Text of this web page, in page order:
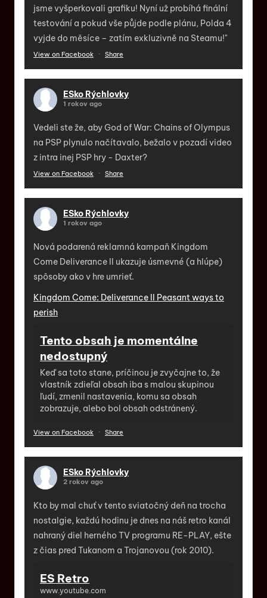
jsme vyšperkovali grafiku! Nyní už probíhá finální
testování a pokud vše půjde podle plánu, Polda 4
vyjde do měsíce – zatím exkluzivně na Steamu!"
View on Facebook · Share
ESko Rýchlovky
1 rokov ago
Vedeli ste že, aby God of War: Chains of Olympus
na PSP plynulo načítavalo, bežalo v pozadí video
z intra inej PSP hry - Daxter?
View on Facebook · Share
ESko Rýchlovky
1 rokov ago
Nová podarená reklamná kampaň Kingdom
Come Deliverance II ukazuje úsmevné (a hlúpe)
spôsoby ako v hre umrieť.
Kingdom Come: Deliverance II Peasant ways to
perish
Tento obsah je momentálne
nedostupný
Keď sa toto stane, príčinou je zvyčajne to, že
vlastník zdieľal obsah iba s malou skupinou
ľudí, zmenil nastavenia, komu sa obsah
zobrazuje, alebo bol obsah odstránený.
View on Facebook · Share
ESko Rýchlovky
2 rokov ago
Kto by mal chuť v tento sviatočný deň na trocha
nostalgie, každú hodinu je dnes na náš retro kanál
nahraný diel herného TV programu RE-PLAY, ešte
z čias pred Tukanom a Trojanovou (rok 2010).
ES Retro
www.youtube.com